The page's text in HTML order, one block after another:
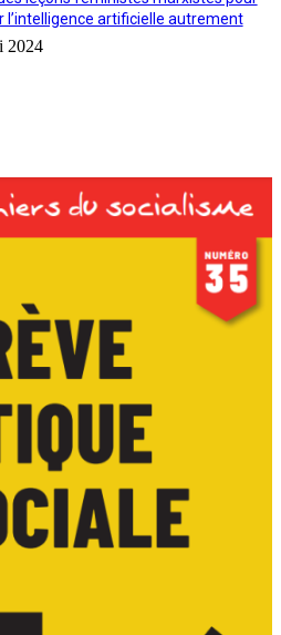
l’intelligence artificielle autrement
2024